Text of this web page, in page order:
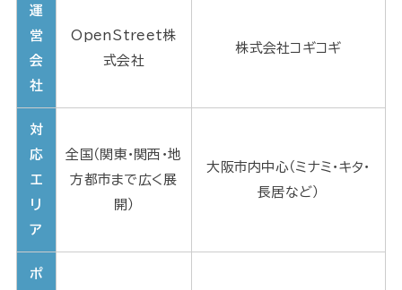
運
営
会
社
OpenStreet株
式会社
株式会社コギコギ
対
応
エ
リ
ア
全国（関東・関西・地
方都市まで広く展
開）
大阪市内中心（ミナミ・キタ・
長居など）
ポ